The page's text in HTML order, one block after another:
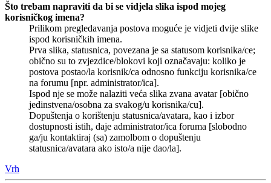
Što trebam napraviti da bi se vidjela slika ispod mojeg
korisničkog imena?
Prilikom pregledavanja postova moguće je vidjeti dvije slike
ispod korisničkih imena.
Prva slika, statusnica, povezana je sa statusom korisnika/ce;
obično su to zvjezdice/blokovi koji označavaju: koliko je
postova postao/la korisnik/ca odnosno funkciju korisnika/ce
na forumu [npr. administrator/ica].
Ispod nje se može nalaziti veća slika zvana avatar [obično
jedinstvena/osobna za svakog/u korisnika/cu].
Dopuštenja o korištenju statusnica/avatara, kao i izbor
dostupnosti istih, daje administrator/ica foruma [slobodno
ga/ju kontaktiraj (sa) zamolbom o dopuštenju
statusnica/avatara ako isto/a nije dao/la].
Vrh